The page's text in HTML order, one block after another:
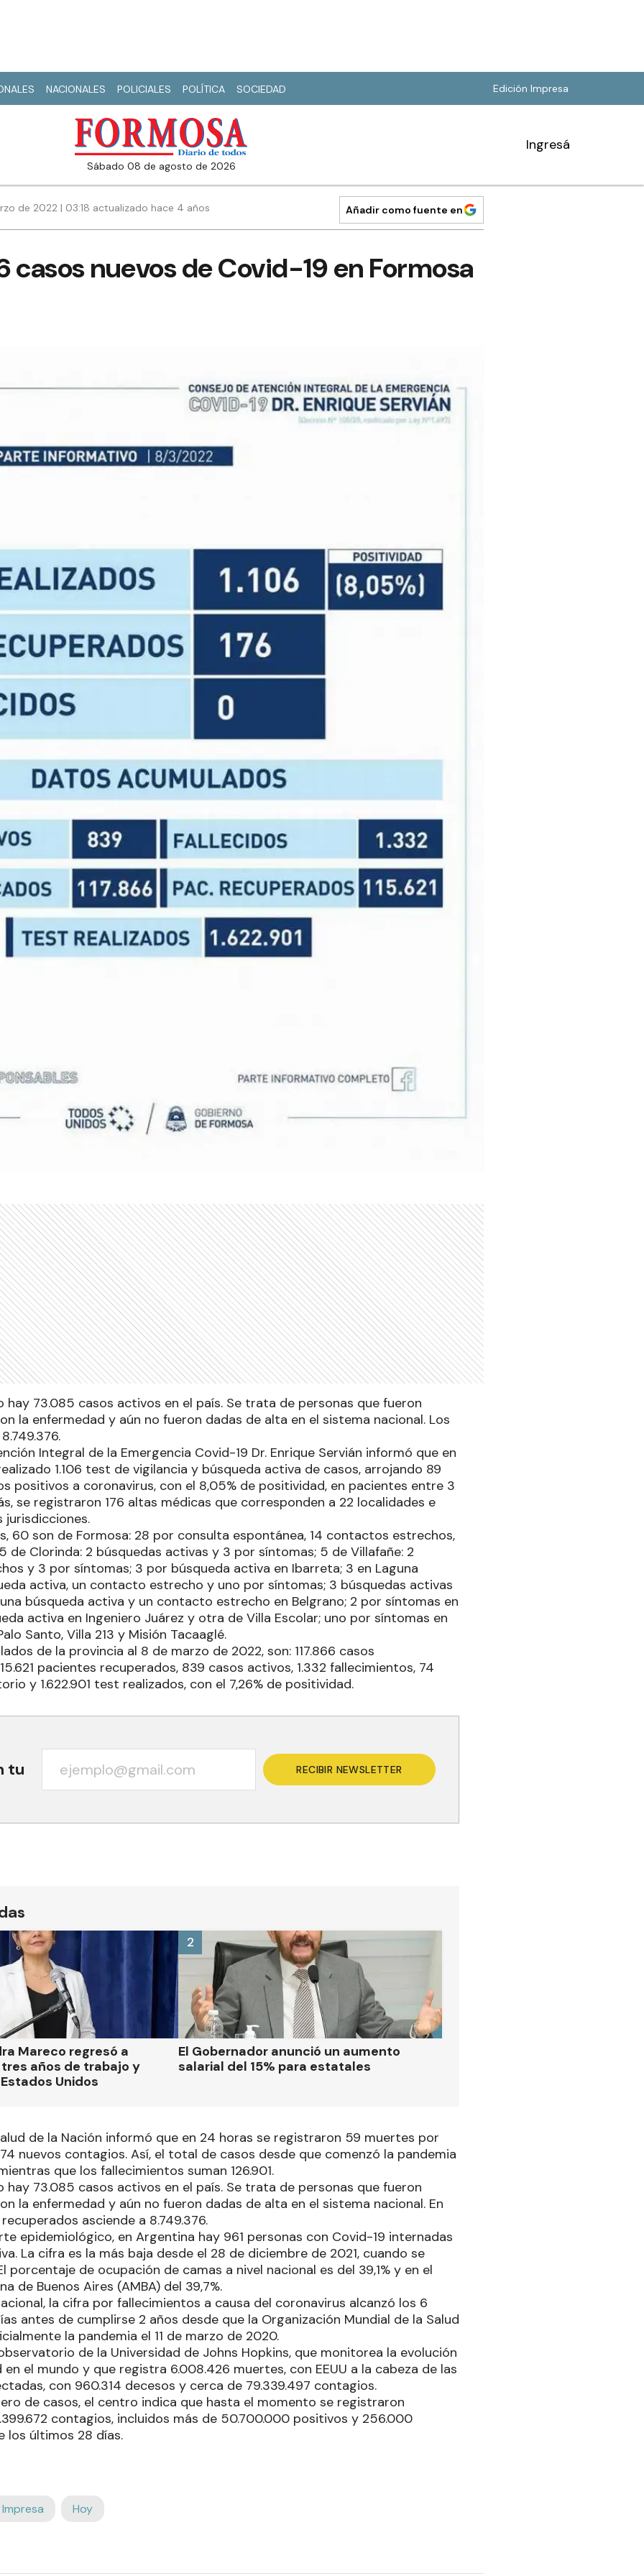
NACIONALES POLICIALES POLÍTICA SOCIEDAD Edición Impresa
sábado 08 de agosto de 2026
Ingresá
de 2022 | 03:18 actualizado hace 4 años Añadir como fuente en
casos nuevos de Covid-19 en Formosa
hay 73.085 casos activos en el país. Se trata de personas que fueron
la enfermedad y aún no fueron dadas de alta en el sistema nacional. Los
Integral de la Emergencia Covid-19 Dr. Enrique Servián informó que en
1.106 test de vigilancia y búsqueda activa de casos, arrojando 89
positivos a coronavirus, con el 8,05% de positividad, en pacientes entre 3
se registraron 176 altas médicas que corresponden a 22 localidades e
60 son de Formosa: 28 por consulta espontánea, 14 contactos estrechos,
de Clorinda: 2 búsquedas activas y 3 por síntomas; 5 de Villafañe: 2
y 3 por síntomas; 3 por búsqueda activa en Ibarreta; 3 en Laguna
activa, un contacto estrecho y uno por síntomas; 3 búsquedas activas
una búsqueda activa y un contacto estrecho en Belgrano; 2 por síntomas en
activa en Ingeniero Juárez y otra de Villa Escolar; uno por síntomas en
Santo, Villa 213 y Misión Tacaaglé.
de la provincia al 8 de marzo de 2022, son: 117.866 casos
pacientes recuperados, 839 casos activos, 1.332 fallecimientos, 74
y 1.622.901 test realizados, con el 7,26% de positividad.
tu RECIBIR NEWSLETTER
Mareco regresó a
años de trabajo y
Unidos
El Gobernador anunció un aumento
salarial del 15% para estatales
2
de la Nación informó que en 24 horas se registraron 59 muertes por
nuevos contagios. Así, el total de casos desde que comenzó la pandemia
que los fallecimientos suman 126.901.
hay 73.085 casos activos en el país. Se trata de personas que fueron
la enfermedad y aún no fueron dadas de alta en el sistema nacional. En
asciende a 8.749.376.
epidemiológico, en Argentina hay 961 personas con Covid-19 internadas
La cifra es la más baja desde el 28 de diciembre de 2021, cuando se
porcentaje de ocupación de camas a nivel nacional es del 39,1% y en el
de Buenos Aires (AMBA) del 39,7%.
la cifra por fallecimientos a causa del coronavirus alcanzó los 6
antes de cumplirse 2 años desde que la Organización Mundial de la Salud
la pandemia el 11 de marzo de 2020.
de la Universidad de Johns Hopkins, que monitorea la evolución
el mundo y que registra 6.008.426 muertes, con EEUU a la cabeza de las
con 960.314 decesos y cerca de 79.339.497 contagios.
de casos, el centro indica que hasta el momento se registraron
contagios, incluidos más de 50.700.000 positivos y 256.000
los últimos 28 días.
Hoy